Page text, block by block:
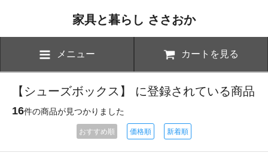
家具と暮らし ささおか
メニュー カートを見る
【シューズボックス】 に登録されている商品
16件の商品が見つかりました
おすすめ順 価格順 新着順